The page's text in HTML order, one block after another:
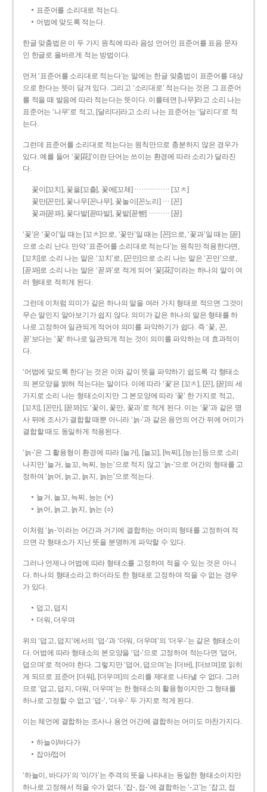
표준어를 소리대로 적는다.
어법에 맞도록 적는다.
한글 맞춤법은 이 두 가지 원칙에 따라 음성 언어인 표준어를 표음 문자
인 한글로 올바르게 적는 방법이다.
먼저 ‘표준어를 소리대로 적는다’는 말에는 한글 맞춤법이 표준어를 대상
으로 한다는 뜻이 담겨 있다. 그리고 ‘소리대로’ 적는다는 것은 그 표준어
를 적을 때 발음에 따라 적는다는 뜻이다. 이를테면 [나무]라고 소리 나는
표준어는 ‘나무’로 적고, [달리다]라고 소리 나는 표준어는 ‘달리다’로 적
는다.
그런데 표준어를 소리대로 적는다는 원칙만으로 충분하지 않은 경우가
있다. 예를 들어 ‘꽃[花]’이란 단어는 쓰이는 환경에 따라 소리가 달라진
다.
꽃이[꼬치], 꽃을[꼬츨], 꽃에[꼬체] …………… [꼬ㅊ]
꽃만[꼰만], 꽃나무[꼰나무], 꽃놀이[꼰노리] … [꼰]
꽃과[꼳꽈], 꽃다발[꼳따발], 꽃밭[꼳빧] ……… [꼳]
‘꽃’은 ‘꽃이’일 때는 [꼬ㅊ]으로, ‘꽃만’일 때는 [꼰]으로, ‘꽃과’일 때는 [꼳]
으로 소리 난다. 만약 ‘표준어를 소리대로 적는다’는 원칙만 적용한다면,
[꼬치]로 소리 나는 말은 ‘꼬치’로, [꼰만]으로 소리 나는 말은 ‘꼰만’으로,
[꼳꽈]로 소리 나는 말은 ‘꼳꽈’로 적게 되어 ‘꽃[花]’이라는 하나의 말이 여
러 형태로 적히게 된다.
그런데 이처럼 의미가 같은 하나의 말을 여러 가지 형태로 적으면 그것이
무슨 말인지 알아보기가 쉽지 않다. 의미가 같은 하나의 말은 형태를 하
나로 고정하여 일관되게 적어야 의미를 파악하기가 쉽다. 즉 ‘꽃, 꼰,
꼳’보다는 ‘꽃’ 하나로 일관되게 적는 것이 의미를 파악하는 데 효과적이
다.
‘어법에 맞도록 한다’는 것은 이와 같이 뜻을 파악하기 쉽도록 각 형태소
의 본모양을 밝혀 적는다는 말이다. 이에 따라 ‘꽃’은 [꼬ㅊ], [꼰], [꼳]의 세
가지로 소리 나는 형태소이지만 그 본모양에 따라 ‘꽃’ 한 가지로 적고,
[꼬치], [꼰만], [꼳꽈]도 ‘꽃이, 꽃만, 꽃과’로 적게 된다. 이는 ‘꽃’과 같은 명
사 뒤에 조사가 결합할 때뿐 아니라 ‘늙-’과 같은 용언의 어간 뒤에 어미가
결합할 때도 동일하게 적용된다.
‘늙-’은 그 활용형이 환경에 따라 [늘거], [늘꼬], [늑찌], [능는] 등으로 소리
나지만 ‘늘거, 늘꼬, 늑찌, 능는’으로 적지 않고 ‘늙-’으로 어간의 형태를 고
정하여 ‘늙어, 늙고, 늙지, 늙는’으로 적는다.
늘거, 늘꼬, 늑찌, 능는 (×)
늙어, 늙고, 늙지, 늙는 (○)
이처럼 ‘늙-­’이라는 어간과 거기에 결합하는 어미의 형태를 고정하여 적
으면 각 형태소가 지닌 뜻을 분명하게 파악할 수 있다.
그러나 언제나 어법에 따라 형태소를 고정하여 적을 수 있는 것은 아니
다. 하나의 형태소라고 하더라도 한 형태로 고정하여 적을 수 없는 경우
가 있다.
덥고, 덥지
더워, 더우며
위의 ‘덥고, 덥지’에서의 ‘덥-­’과 ‘더워, 더우며’의 ‘더우-­’는 같은 형태소이
다. 어법에 따라 형태소의 본모양을 ‘덥-­’으로 고정하여 적는다면 ‘덥어,
덥으며’로 적어야 한다. 그렇지만 ‘덥어, 덥으며’는 [더버], [더브며]로 읽히
게 되므로 표준어 [더워], [더우며]의 소리를 제대로 나타낼 수 없다. 그러
므로 ‘덥고, 덥지, 더워, 더우며’는 한 형태소의 활용형이지만 그 형태를
하나로 고정할 수 없고 ‘덥-’, ‘더우-’ 두 가지로 적게 된다.
이는 체언에 결합하는 조사나 용언 어간에 결합하는 어미도 마찬가지다.
하늘이/바다가
잡아/접어
‘하늘이, 바다가’의 ‘이/가’는 주격의 뜻을 나타내는 동일한 형태소이지만
하나로 고정해서 적을 수가 없다. ‘잡-, 접-’에 결합하는 ‘-고’는 ‘잡고, 접